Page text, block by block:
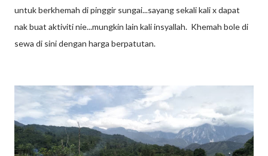
untuk berkhemah di pinggir sungai...sayang sekali kali x dapat
nak buat aktiviti nie...mungkin lain kali insyallah. Khemah bole di
sewa di sini dengan harga berpatutan.